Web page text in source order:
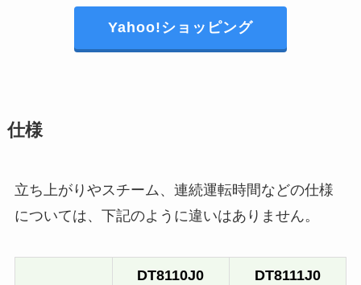
Yahoo!ショッピング
仕様
立ち上がりやスチーム、連続運転時間などの仕様
については、下記のように違いはありません。
DT8110J0 DT8111J0